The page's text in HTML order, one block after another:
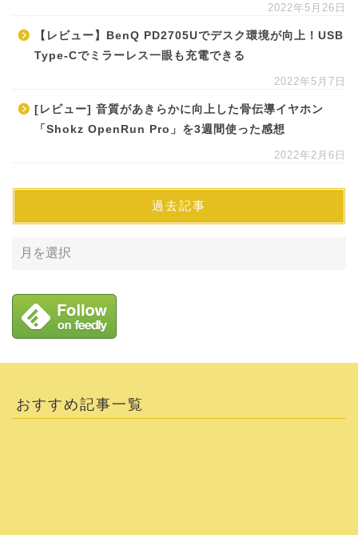
2022年5月26日
【レビュー】BenQ PD2705Uでデスク環境が向上！USB
Type-Cでミラーレス一眼も充電できる
2022年5月7日
[レビュー] 音質があきらかに向上した骨伝導イヤホン
「Shokz OpenRun Pro」を3週間使った感想
2022年2月6日
過去記事
おすすめ記事一覧